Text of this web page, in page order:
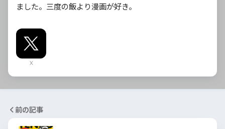
ました。三度の飯より漫画が好き。
X
前の記事